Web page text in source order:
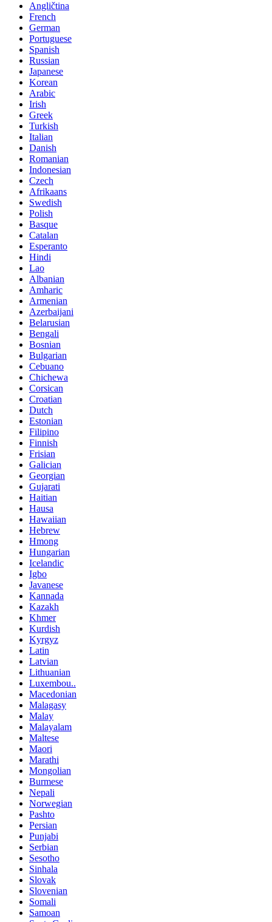
Angličtina
French
German
Portuguese
Spanish
Russian
Japanese
Korean
Arabic
Irish
Greek
Turkish
Italian
Danish
Romanian
Indonesian
Czech
Afrikaans
Swedish
Polish
Basque
Catalan
Esperanto
Hindi
Lao
Albanian
Amharic
Armenian
Azerbaijani
Belarusian
Bengali
Bosnian
Bulgarian
Cebuano
Chichewa
Corsican
Croatian
Dutch
Estonian
Filipino
Finnish
Frisian
Galician
Georgian
Gujarati
Haitian
Hausa
Hawaiian
Hebrew
Hmong
Hungarian
Icelandic
Igbo
Javanese
Kannada
Kazakh
Khmer
Kurdish
Kyrgyz
Latin
Latvian
Lithuanian
Luxembou..
Macedonian
Malagasy
Malay
Malayalam
Maltese
Maori
Marathi
Mongolian
Burmese
Nepali
Norwegian
Pashto
Persian
Punjabi
Serbian
Sesotho
Sinhala
Slovak
Slovenian
Somali
Samoan